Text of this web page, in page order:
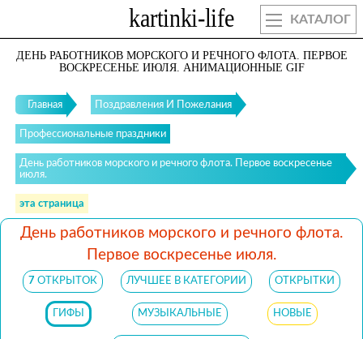
КАТАЛОГ
ДЕНЬ РАБОТНИКОВ МОРСКОГО И РЕЧНОГО ФЛОТА. ПЕРВОЕ
ВОСКРЕСЕНЬЕ ИЮЛЯ. АНИМАЦИОННЫЕ GIF
Главная Поздравления И Пожелания
Профессиональные праздники
День работников морского и речного флота. Первое воскресенье
июля.
эта страница
День работников морского и речного флота.
Первое воскресенье июля.
7 ОТКРЫТОК ЛУЧШЕЕ В КАТЕГОРИИ ОТКРЫТКИ
ГИФЫ МУЗЫКАЛЬНЫЕ НОВЫЕ